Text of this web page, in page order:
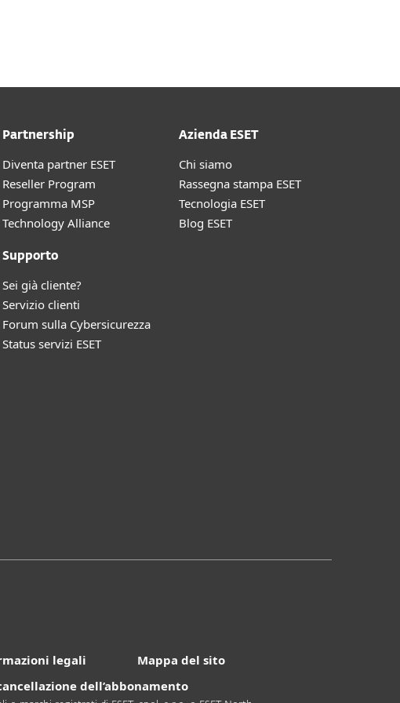
Partnership
Diventa partner ESET
Reseller Program
Programma MSP
Technology Alliance
Supporto
Sei già cliente?
Servizio clienti
Forum sulla Cybersicurezza
Status servizi ESET
Azienda ESET
Chi siamo
Rassegna stampa ESET
Tecnologia ESET
Blog ESET
legali
Mappa del sito
dell’abbonamento